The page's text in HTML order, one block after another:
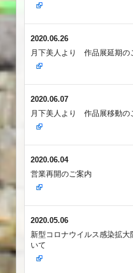
2020.06.26
月下美人より 作品展延期の
2020.06.07
月下美人より 作品展移動の
2020.06.04
営業再開のご案内
2020.05.06
新型コロナウイルス感染拡
いて